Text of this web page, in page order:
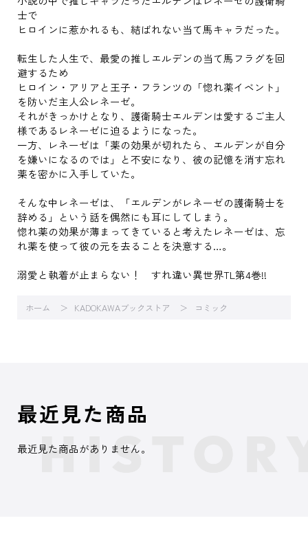
士で
ヒロインに惹かれるも、結ばれない当て馬キャラだった。
転生した人生で、最愛の推しエルデンの当て馬フラグを回
避するため
ヒロイン・アリアと王子・フランツの「惚れ薬イベント」
を防いだ主人公レネーゼ。
それがきっかけとなり、護衛騎士エルデンは愛するご主人
様であるレネーゼに迫るようになった。
一方、レネーゼは「薬の効果が切れたら、エルデンが自分
を嫌いになるのでは」と不安になり、彼の記憶を消す忘れ
薬を密かに入手していた。
そんな中レネーゼは、「エルデンがレネーゼの護衛騎士を
辞める」という話を偶然にも耳にしてしまう。
惚れ薬の効果が薄まってきていると考えたレネーゼは、忘
れ薬を使って彼の元を去ることを決意する…。
溺愛と執着が止まらない！ すれ違い異世界TL第4巻!!
ホーム KADOKAWAブックストア コミック
最近見た商品
最近見た商品がありません。